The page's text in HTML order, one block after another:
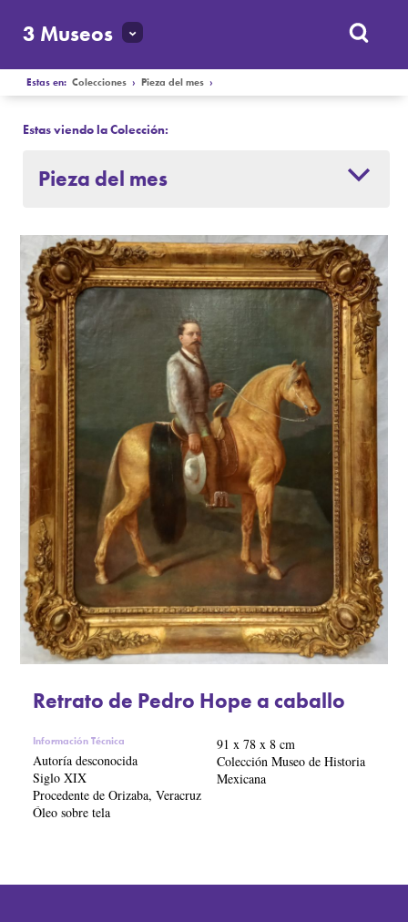
3 Museos
Estas en:Colecciones ›Pieza del mes ›
Estas viendo la Colección:
Pieza del mes
Retrato de Pedro Hope a caballo
Información Técnica
Autoría desconocida
Siglo XIX
Procedente de Orizaba, Veracruz
Óleo sobre tela
91 x 78 x 8 cm
Colección Museo de Historia
Mexicana